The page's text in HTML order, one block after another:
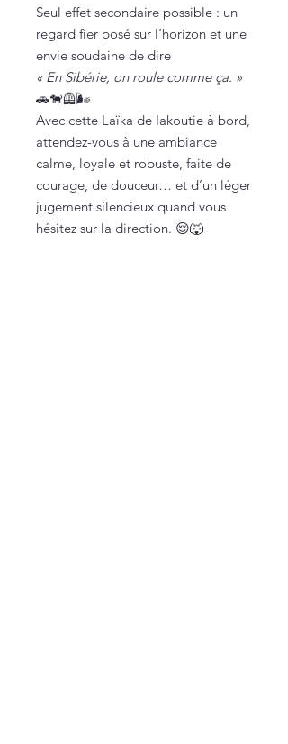
Seul effet secondaire possible : un
regard fier posé sur l’horizon et une
envie soudaine de dire
« En Sibérie, on roule comme ça. »
🚗🐕‍🦺🌬️
Avec cette Laïka de Iakoutie à bord,
attendez-vous à une ambiance
calme, loyale et robuste, faite de
courage, de douceur… et d’un léger
jugement silencieux quand vous
hésitez sur la direction. 😌🐺